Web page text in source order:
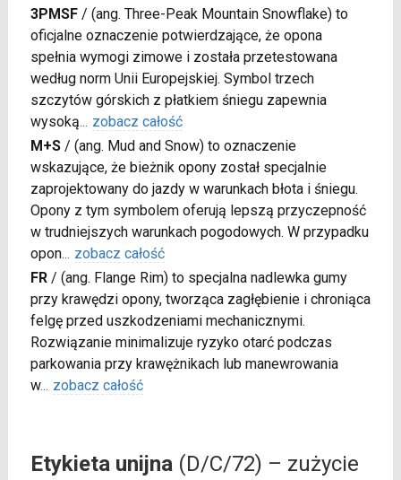
3PMSF/ (ang. Three-Peak Mountain Snowflake) to
oficjalne oznaczenie potwierdzające, że opona
spełnia wymogi zimowe i została przetestowana
według norm Unii Europejskiej. Symbol trzech
szczytów górskich z płatkiem śniegu zapewnia
wysoką... zobacz całość
M+S/ (ang. Mud and Snow) to oznaczenie
wskazujące, że bieżnik opony został specjalnie
zaprojektowany do jazdy w warunkach błota i śniegu.
Opony z tym symbolem oferują lepszą przyczepność
w trudniejszych warunkach pogodowych. W przypadku
opon... zobacz całość
FR/ (ang. Flange Rim) to specjalna nadlewka gumy
przy krawędzi opony, tworząca zagłębienie i chroniąca
felgę przed uszkodzeniami mechanicznymi.
Rozwiązanie minimalizuje ryzyko otarć podczas
parkowania przy krawężnikach lub manewrowania
w... zobacz całość
Etykieta unijna(D/C/72) – zużycie